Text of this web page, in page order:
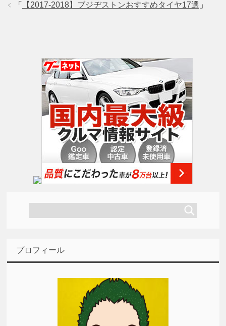
「 【2017-2018】ブジヂストンおすすめタイヤ17選 」
プロフィール